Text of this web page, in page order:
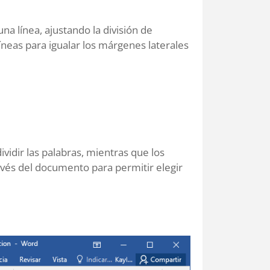
línea, ajustando la división de
para igualar los márgenes laterales
las palabras, mientras que los
del documento para permitir elegir